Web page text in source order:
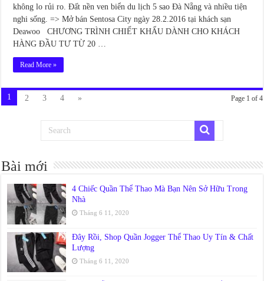
không lo rủi ro. Đất nền ven biển du lịch 5 sao Đà Nẵng và nhiều tiện
nghi sống. => Mở bán Sentosa City ngày 28.2.2016 tại khách sạn
Deawoo CHƯƠNG TRÌNH CHIẾT KHẤU DÀNH CHO KHÁCH
HÀNG ĐẦU TƯ TỪ 20 …
Read More »
Page 1 of 4
1 2 3 4 »
Bài mới
4 Chiếc Quần Thể Thao Mà Bạn Nên Sở Hữu Trong
Nhà
Tháng 6 11, 2020
Đây Rồi, Shop Quần Jogger Thể Thao Uy Tín & Chất
Lượng
Tháng 6 11, 2020